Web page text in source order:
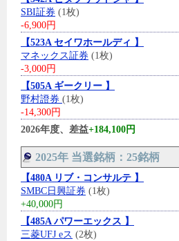
SBI証券 (1枚)
-6,900円
【523A セイワホールディ 】
マネックス証券 (1枚)
-3,000円
【505A ギークリー 】
野村證券 (1枚)
-14,300円
2026年度、差益+184,100円
2025年 当選銘柄：25銘柄
【480A リブ・コンサルテ 】
SMBC日興証券 (1枚)
+40,000円
【485A パワーエックス 】
三菱UFJ eス (2枚)